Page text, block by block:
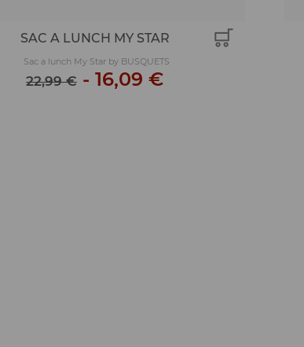
SAC A LUNCH MY STAR
Sac a lunch My Star by BUSQUETS
22,99 €- 16,09 €